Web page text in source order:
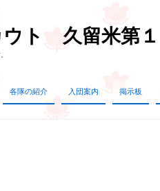
ト 久留米第１
各隊の紹介 入団案内 掲示板